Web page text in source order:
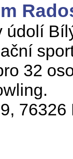
údolí
32
76326